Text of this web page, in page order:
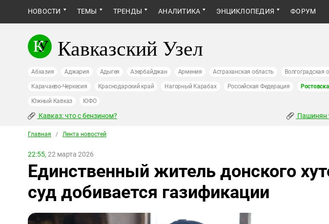
НОВОСТИ ТЕМЫ ТРЕНДЫ АНАЛИТИКА ЭНЦИКЛОПЕДИЯ ФОРУМ
Кавказский Узел
Абхазия Аджария Адыгея Азербайджан Армения Астраханская область Волгоградская
Карачаево-Черкесия Краснодарский край Нагорный Карабах Российская Федерация
Южный Кавказ ЮФО
Кавказ: что с бензином? Пашинян
Главная / Лента новостей
22:55, 22 марта 2026
Единственный житель донского
суд добивается газификации